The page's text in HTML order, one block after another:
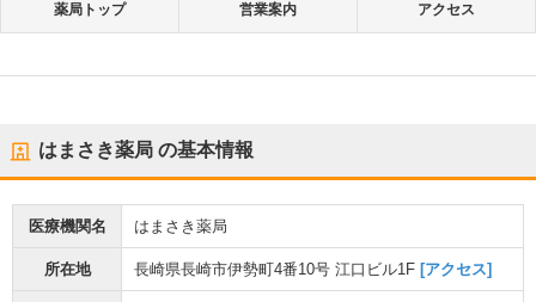
薬局トップ 営業案内 アクセス
はまさき薬局 の基本情報
医療機関名 はまさき薬局
所在地 長崎県長崎市伊勢町4番10号 江口ビル1F [アクセス]